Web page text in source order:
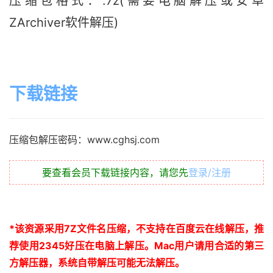
ZArchiver软件解压)
下载链接
压缩包解压密码：www.cghsj.com
要查看会员下载链接内容，请您先登录/注册
*该资源采用7Z文件名压缩，不支持在百度云在线解压，推
荐使用2345好压在电脑上解压。 Mac用户请用合适的第三
方解压器，系统自带解压可能无法解压。